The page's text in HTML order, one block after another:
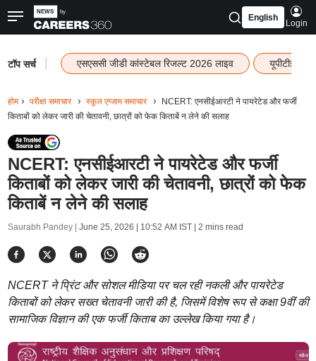
English
Login
टॉप सर्च एसएससी जीडी कांस्टेबल रिजल्ट 2026 लाइव यूपीटीईटी
होम परीक्षा समाचार स्कूल एग्जाम समाचार
NCERT: एनसीईआरटी ने पायरेटेड और फर्जी
किताबों को लेकर जारी की चेतावनी, छात्रों को फेक किताबें न लेने की सलाह
NCERT: एनसीईआरटी ने पायरेटेड और फर्जी
किताबों को लेकर जारी की चेतावनी, छात्रों को फेक
किताबें न लेने की सलाह
Saurabh Pandey | June 25, 2026 | 10:52 AM IST| 2 mins read
NCERT ने प्रिंट और सोशल मीडिया पर चल रही नकली और पायरेटेड
किताबों को लेकर सख्त चेतावनी जारी की है, जिसमें विशेष रूप से कक्षा 9वीं की
सामाजिक विज्ञान की एक फर्जी किताब का उल्लेख किया गया है।